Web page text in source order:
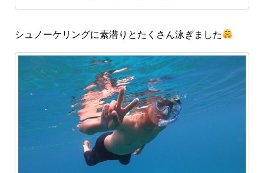
シュノーケリングに素潜りとたくさん泳ぎました